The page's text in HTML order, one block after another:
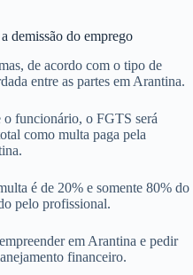
demissão do emprego
de acordo com o tipo de
entre as partes em Arantina.
o funcionário, o FGTS será
como multa paga pela
é de 20% e somente 80% do
pelo profissional.
em Arantina e pedir
financeiro.